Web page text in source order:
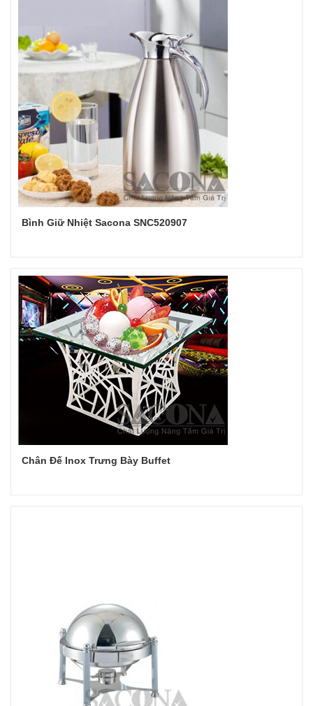
Bình Giữ Nhiệt Sacona SNC520907
Chân Đế Inox Trưng Bày Buffet